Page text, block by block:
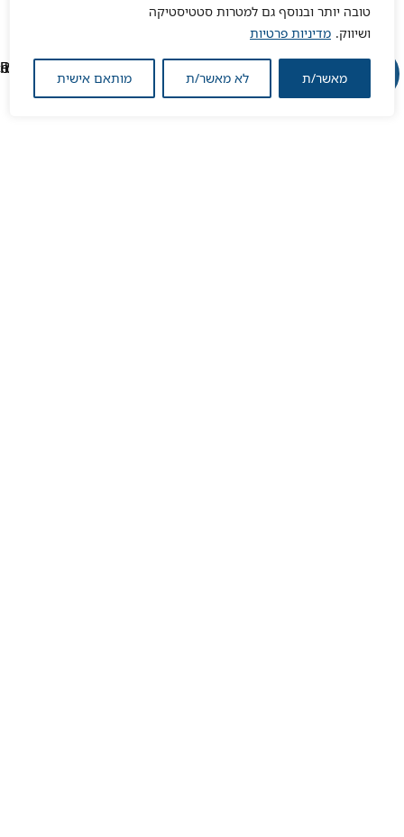
טובה יותר ובנוסף גם למטרות סטטיסטיקה
ושיווק. מדיניות פרטיות
מותאם אישית לא מאשר/ת מאשר/ת